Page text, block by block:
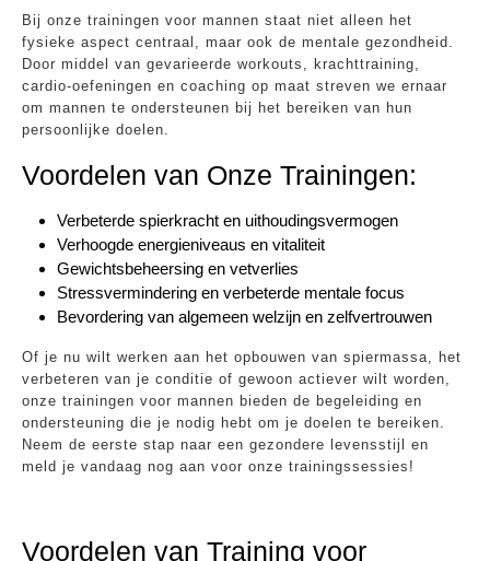
Bij onze trainingen voor mannen staat niet alleen het
fysieke aspect centraal, maar ook de mentale gezondheid.
Door middel van gevarieerde workouts, krachttraining,
cardio-oefeningen en coaching op maat streven we ernaar
om mannen te ondersteunen bij het bereiken van hun
persoonlijke doelen.
Voordelen van Onze Trainingen:
Verbeterde spierkracht en uithoudingsvermogen
Verhoogde energieniveaus en vitaliteit
Gewichtsbeheersing en vetverlies
Stressvermindering en verbeterde mentale focus
Bevordering van algemeen welzijn en zelfvertrouwen
Of je nu wilt werken aan het opbouwen van spiermassa, het
verbeteren van je conditie of gewoon actiever wilt worden,
onze trainingen voor mannen bieden de begeleiding en
ondersteuning die je nodig hebt om je doelen te bereiken.
Neem de eerste stap naar een gezondere levensstijl en
meld je vandaag nog aan voor onze trainingssessies!
Voordelen van Training voor